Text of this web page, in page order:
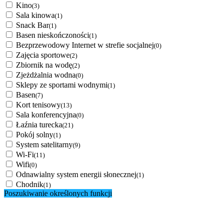
Kino(3)
Sala kinowa(1)
Snack Bar(1)
Basen nieskończoności(1)
Bezprzewodowy Internet w strefie socjalnej(0)
Zajęcia sportowe(2)
Zbiornik na wodę(2)
Zjeżdżalnia wodna(0)
Sklepy ze sportami wodnymi(1)
Basen(7)
Kort tenisowy(13)
Sala konferencyjna(0)
Łaźnia turecka(21)
Pokój solny(1)
System satelitarny(9)
Wi-Fi(11)
Wifi(0)
Odnawialny system energii słonecznej(1)
Chodnik(1)
Poszukiwanie określonych funkcji